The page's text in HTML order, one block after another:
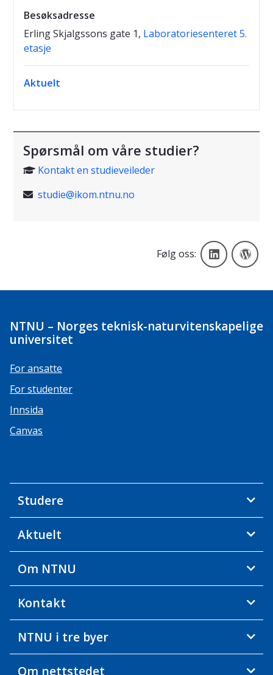
Besøksadresse
Erling Skjalgssons gate 1, Laboratoriesenteret 5.
etasje
Aktuelt
Spørsmål om våre studier?
 Kontakt en studieveileder
 studie@ikom.ntnu.no
Følg oss: Linkedin
NTNU – Norges teknisk-naturvitenskapelige
universitet
For ansatte
For studenter
Innsida
Canvas
Studere
Aktuelt
Om NTNU
Kontakt
NTNU i tre byer
Om nettstedet